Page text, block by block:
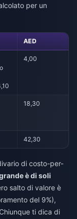
per un
AED
4,00
18,30
42,30
di costo-per-
è di soli
salto di valore è
del 9%),
ti dica di